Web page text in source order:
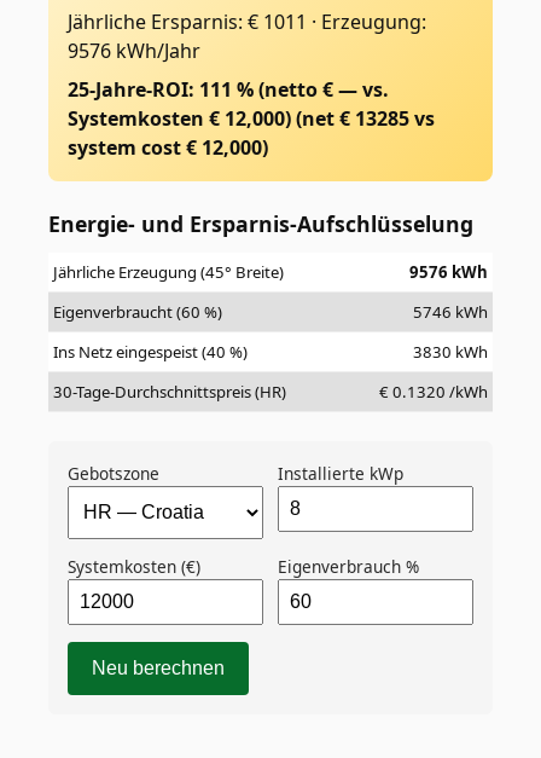
Jährliche Ersparnis: € 1011 · Erzeugung:
9576 kWh/Jahr
25-Jahre-ROI: 111 % (netto € — vs.
Systemkosten € 12,000)(net € 13285vs
system cost € 12,000)
Energie- und Ersparnis-Aufschlüsselung
Jährliche Erzeugung (45° Breite) 9576 kWh
Eigenverbraucht (60 %)
5746 kWh
Ins Netz eingespeist (40 %)
3830 kWh
30-Tage-Durchschnittspreis (HR)
€ 0.1320 /kWh
Gebotszone Installierte kWp
Systemkosten (€) Eigenverbrauch %
Neu berechnen